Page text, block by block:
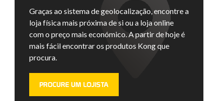
Graças ao sistema de geolocalização, encontre a
loja física mais próxima de si ou a loja online
com o preço mais económico. A partir de hoje é
mais fácil encontrar os produtos Kong que
procura.
PROCURE UM LOJISTA